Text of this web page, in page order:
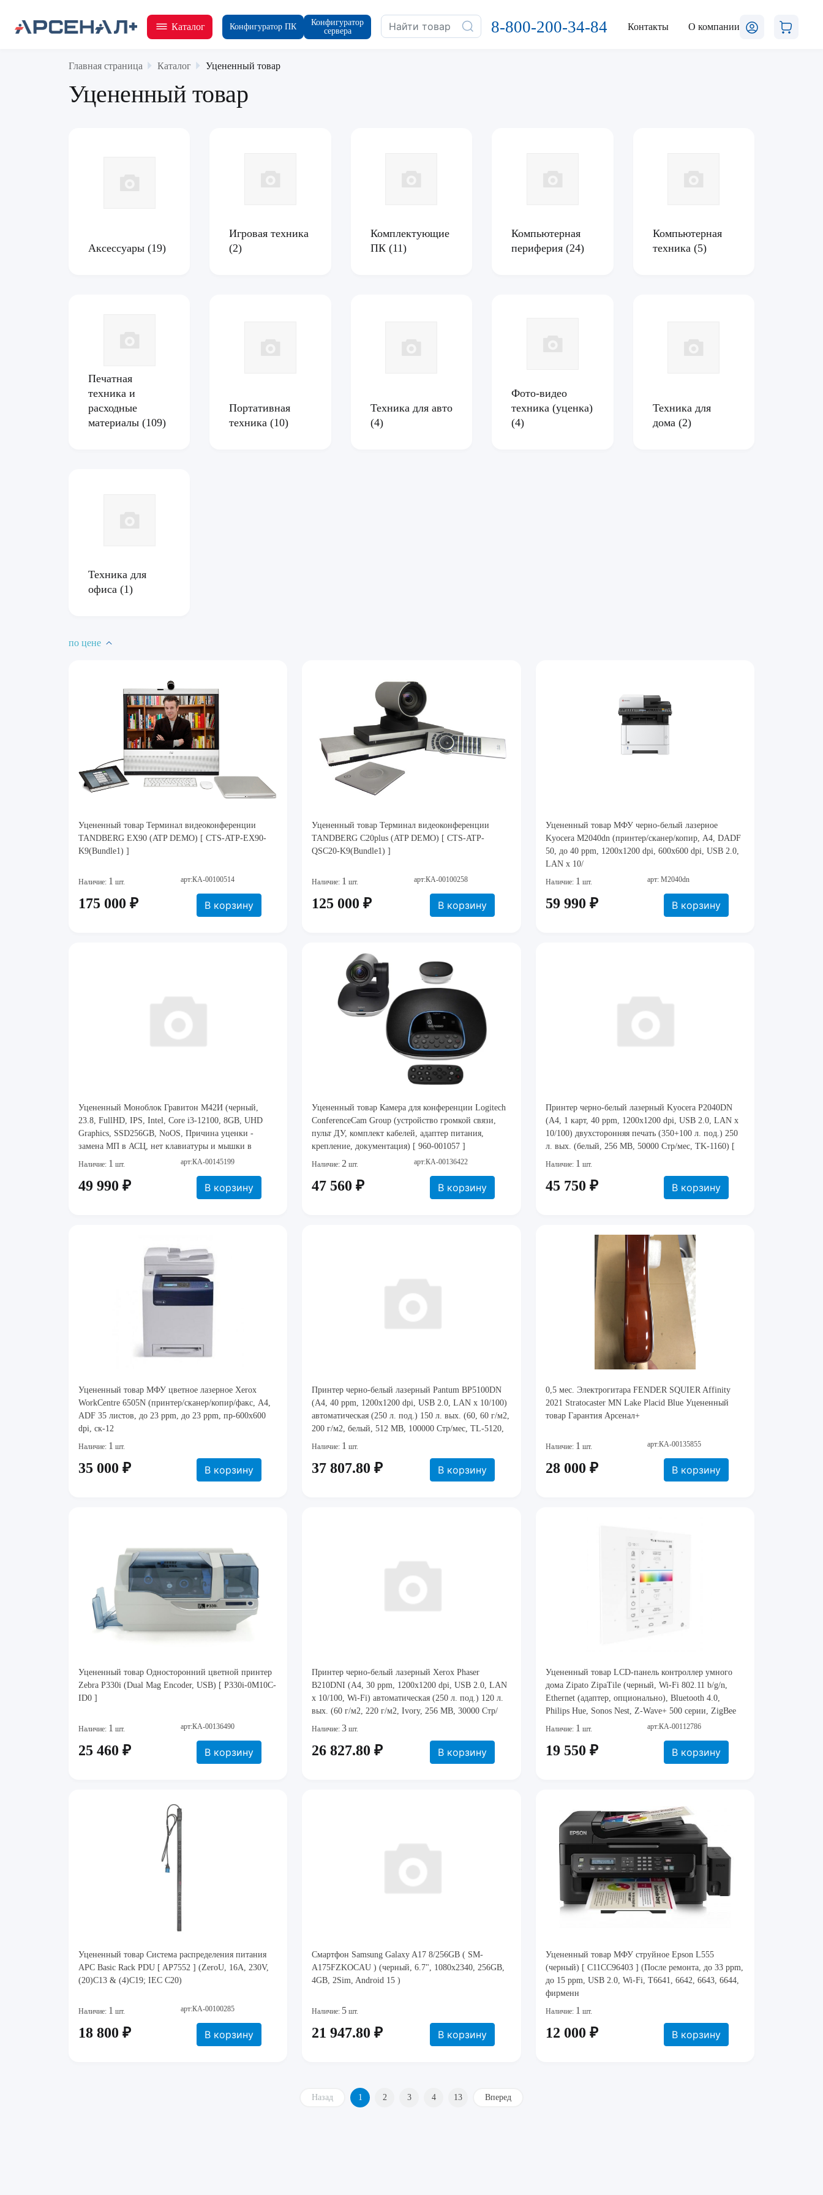
Каталог Конфигуратор ПК
Конфигуратор
сервера
8-800-200-34-84 Контакты О компании
Главная страница Каталог Уцененный товар
Уцененный товар
Аксессуары (19)
Игровая техника
(2)
Комплектующие
ПК (11)
Компьютерная
периферия(24)
Компьютерная
техника (5)
Печатная
техника и
расходные
материалы (109)
Портативная
техника(10)
Техника для авто
(4)
Фото-видео
техника (уценка)
(4)
Техника для
дома (2)
Техника для
офиса (1)
по цене
Уцененный товар Терминал видеоконференции
TANDBERG EX90 (ATP DEMO) [ CTS-ATP-EX90-
K9(Bundle1) ]
Наличие: 1 шт. арт:КА-00100514
175 000 ₽ В корзину
Уцененный товар Терминал видеоконференции
TANDBERG C20plus (ATP DEMO) [ CTS-ATP-
QSC20-K9(Bundle1) ]
Наличие: 1 шт. арт:КА-00100258
125 000 ₽ В корзину
Уцененный товар МФУ черно-белый лазерное
Kyocera M2040dn (принтер/сканер/копир, A4, DADF
50, до 40 ppm, 1200x1200 dpi, 600x600 dpi, USB 2.0,
LAN x 10/
Наличие: 1 шт. арт: M2040dn
59 990 ₽ В корзину
Уцененный Моноблок Гравитон М42И (черный,
23.8, FullHD, IPS, Intel, Core i3-12100, 8GB, UHD
Graphics, SSD256GB, NoOS, Причина уценки -
замена МП в АСЦ, нет клавиатуры и мышки в
комплекте
Наличие: 1 шт. арт:КА-00145199
49 990 ₽ В корзину
Уцененный товар Камера для конференции Logitech
ConferenceCam Group (устройство громкой связи,
пульт ДУ, комплект кабелей, адаптер питания,
крепление, документация) [ 960-001057 ]
Наличие:2 шт. арт:КА-00136422
47 560 ₽ В корзину
Принтер черно-белый лазерный Kyocera P2040DN
(A4, 1 карт, 40 ppm, 1200x1200 dpi, USB 2.0, LAN x
10/100) двухсторонняя печать (350+100 л. под.) 250
л. вых. (белый, 256 MB, 50000 Стр/мес, TK-1160) [
1102RX3NL0 ]
Наличие: 1 шт.
45 750 ₽ В корзину
Уцененный товар МФУ цветное лазерное Xerox
WorkCentre 6505N (принтер/сканер/копир/факс, A4,
ADF 35 листов, до 23 ppm, до 23 ppm, пр-600х600
dpi, ск-12
Наличие: 1 шт.
35 000 ₽ В корзину
Принтер черно-белый лазерный Pantum BP5100DN
(A4, 40 ppm, 1200x1200 dpi, USB 2.0, LAN x 10/100)
автоматическая (250 л. под.) 150 л. вых. (60, 60 г/м2,
200 г/м2, белый, 512 MB, 100000 Стр/мес, TL-5120,
DL-5120) [ BP5100DN ] (Ш: 364 мм, В: 257 мм, Г:
Наличие: 1 шт.
37 807.80 ₽ В корзину
0,5 мес. Электрогитара FENDER SQUIER Affinity
2021 Stratocaster MN Lake Placid Blue Уцененный
товар Гарантия Арсенал+
Наличие: 1 шт. арт:КА-00135855
28 000 ₽ В корзину
Уцененный товар Односторонний цветной принтер
Zebra P330i (Dual Mag Encoder, USB) [ P330i-0M10C-
ID0 ]
Наличие: 1 шт. арт:КА-00136490
25 460 ₽ В корзину
Принтер черно-белый лазерный Xerox Phaser
B210DNI (A4, 30 ppm, 1200x1200 dpi, USB 2.0, LAN
x 10/100, Wi-Fi) автоматическая (250 л. под.) 120 л.
вых. (60 г/м2, 220 г/м2, Ivory, 256 MB, 30000 Стр/
мес, 106R04348, 106R04349, 101R00664) [
Наличие:3 шт.
26 827.80 ₽ В корзину
Уцененный товар LCD-панель контроллер умного
дома Zipato ZipaTile (черный, Wi-Fi 802.11 b/g/n,
Ethernet (адаптер, опционально), Bluetooth 4.0,
Philips Hue, Sonos Nest, Z-Wave+ 500 серии, ZigBee
HA, Сенсорный дисплей 8 дюймов (800х1280), блок
Наличие: 1 шт. арт:КА-00112786
19 550 ₽ В корзину
Уцененный товар Система распределения питания
APC Basic Rack PDU [ AP7552 ] (ZeroU, 16A, 230V,
(20)C13 & (4)C19; IEC C20)
Наличие: 1 шт. арт:КА-00100285
18 800 ₽ В корзину
Смартфон Samsung Galaxy A17 8/256GB ( SM-
A175FZKOCAU ) (черный, 6.7", 1080x2340, 256GB,
4GB, 2Sim, Android 15 )
Наличие: 5 шт.
21 947.80 ₽ В корзину
Уцененный товар МФУ струйное Epson L555
(черный) [ C11CC96403 ] (После ремонта, до 33 ppm,
до 15 ppm, USB 2.0, Wi-Fi, T6641, 6642, 6643, 6644,
фирменн
Наличие: 1 шт.
12 000 ₽ В корзину
Назад 1 2 3 4 13 Вперед